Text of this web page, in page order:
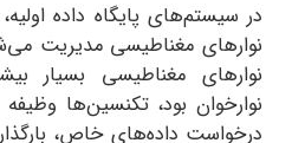
پایگاه داده اولیه،
مغناطیسی مدیریت می‌شد. از
مغناطیسی بسیار بیشتر از
بود، تکنسین‌ها وظیفه داشتند
داده‌های خاص، بارگذاری و